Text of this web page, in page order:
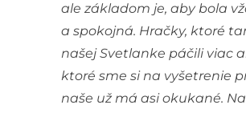
ale základom je, aby bola
a spokojná. Hračky, ktoré
našej Svetlanke páčili viac
ktoré sme si na vyšetrenie
naše už má asi okukané.